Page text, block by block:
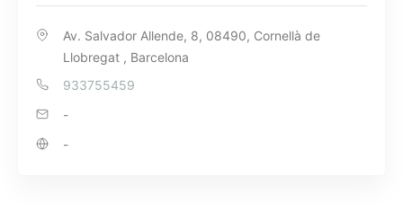
Av. Salvador Allende, 8, 08490, Cornellà de
Llobregat , Barcelona
933755459
-
-